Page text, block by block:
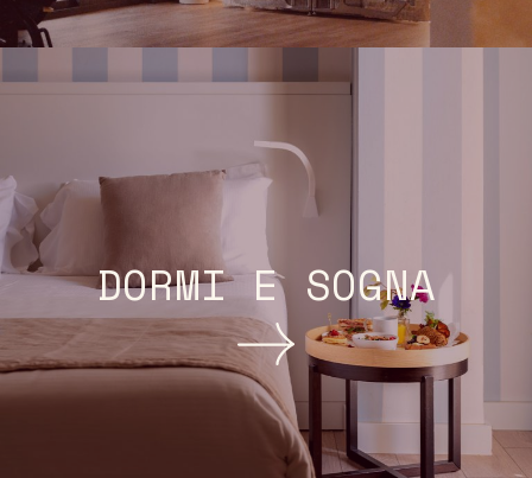
DORMI E SOGNA